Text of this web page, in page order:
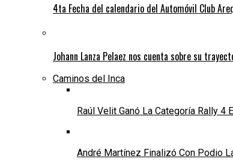
4ta Fecha del calendario del Automóvil Club
Johann Lanza Pelaez nos cuenta sobre su
Caminos del Inca
Raúl Velit Ganó La Categoría Rally 4
André Martínez Finalizó Con Podio